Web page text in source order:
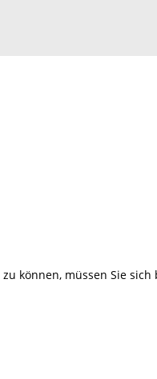
können, müssen Sie sich